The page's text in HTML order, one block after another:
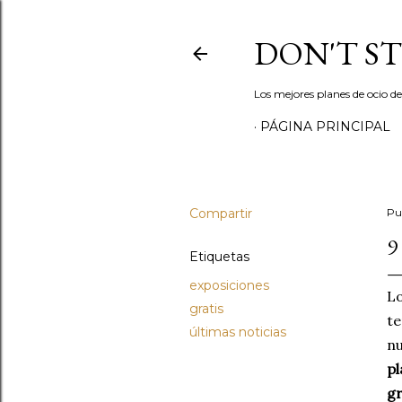
DON'T
Los mejores planes de ocio
PÁGINA PRINCIPAL
Compartir
Etiquetas
exposiciones
gratis
últimas noticias